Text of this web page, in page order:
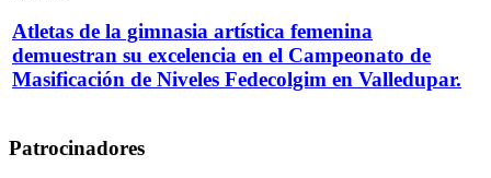
Atletas de la gimnasia artística femenina
demuestran su excelencia en el Campeonato de
Masificación de Niveles Fedecolgim en Valledupar.
Patrocinadores